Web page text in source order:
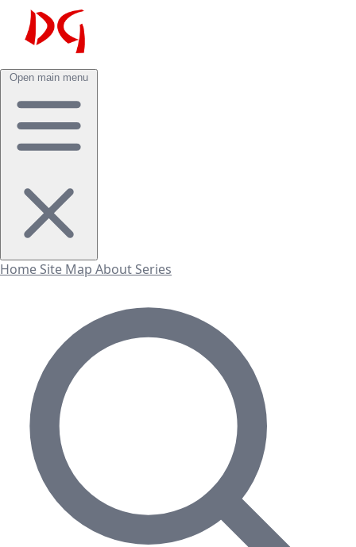
Open main menu
Home Site Map About Series